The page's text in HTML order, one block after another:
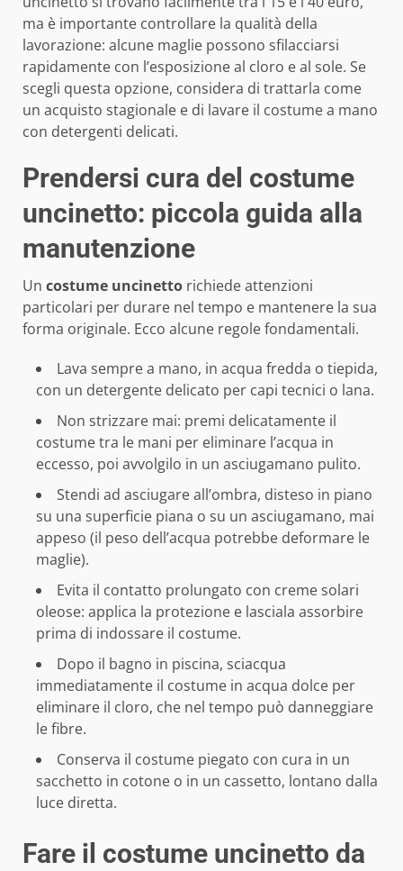
ma è importante controllare la qualità della
lavorazione: alcune maglie possono sfilacciarsi
rapidamente con l’esposizione al cloro e al sole. Se
scegli questa opzione, considera di trattarla come
un acquisto stagionale e di lavare il costume a mano
con detergenti delicati.
Prendersi cura del costume
uncinetto: piccola guida alla
manutenzione
Un costume uncinetto richiede attenzioni
particolari per durare nel tempo e mantenere la sua
forma originale. Ecco alcune regole fondamentali.
Lava sempre a mano, in acqua fredda o tiepida,
con un detergente delicato per capi tecnici o lana.
Non strizzare mai: premi delicatamente il
costume tra le mani per eliminare l’acqua in
eccesso, poi avvolgilo in un asciugamano pulito.
Stendi ad asciugare all’ombra, disteso in piano
su una superficie piana o su un asciugamano, mai
appeso (il peso dell’acqua potrebbe deformare le
maglie).
Evita il contatto prolungato con creme solari
oleose: applica la protezione e lasciala assorbire
prima di indossare il costume.
Dopo il bagno in piscina, sciacqua
immediatamente il costume in acqua dolce per
eliminare il cloro, che nel tempo può danneggiare
le fibre.
Conserva il costume piegato con cura in un
sacchetto in cotone o in un cassetto, lontano dalla
luce diretta.
Fare il costume uncinetto da